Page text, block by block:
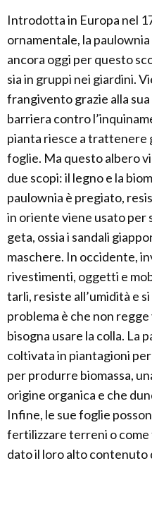
Introdotta in Europa nel
ornamentale, la
ancora oggi per questo
sia in gruppi nei giardini.
frangivento grazie alla
barriera contro
pianta riesce a trattenere
foglie. Ma questo albero
due scopi: il legno e la
paulownia è pregiato,
in oriente viene usato per
geta, ossia i sandali
maschere. In occidente,
rivestimenti, oggetti e
tarli, resiste all’umidità e
problema è che non
bisogna usare la colla. La
coltivata in piantagioni
per produrre biomassa,
origine organica e che
Infine, le sue foglie
fertilizzare terreni o
dato il loro alto contenuto